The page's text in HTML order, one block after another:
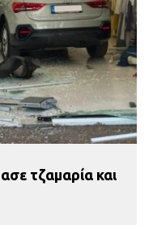
τζαμαρία και